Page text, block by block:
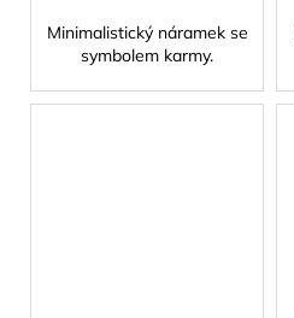
Minimalistický náramek se
symbolem karmy.